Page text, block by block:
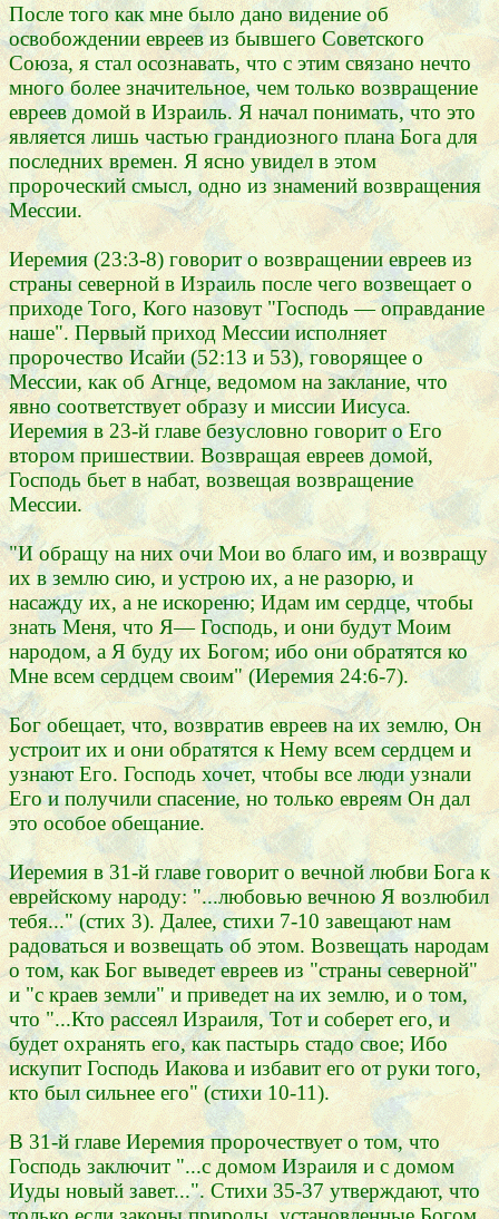
После того как мне было дано видение об
освобождении евреев из бывшего Советского
Союза, я стал осознавать, что с этим связано нечто
много более значительное, чем только возвращение
евреев домой в Израиль. Я начал понимать, что это
является лишь частью грандиозного плана Бога для
последних времен. Я ясно увидел в этом
пророческий смысл, одно из знамений возвращения
Мессии.
Иеремия (23:3-8) говорит о возвращении евреев из
страны северной в Израиль после чего возвещает о
приходе Того, Кого назовут "Господь — оправдание
наше". Первый приход Мессии исполняет
пророчество Исайи (52:13 и 53), говорящее о
Мессии, как об Агнце, ведомом на заклание, что
явно соответствует образу и миссии Иисуса.
Иеремия в 23-й главе безусловно говорит о Его
втором пришествии. Возвращая евреев домой,
Господь бьет в набат, возвещая возвращение
Мессии.
"И обращу на них очи Мои во благо им, и возвращу
их в землю сию, и устрою их, а не разорю, и
насажду их, а не искореню; Идам им сердце, чтобы
знать Меня, что Я— Господь, и они будут Моим
народом, а Я буду их Богом; ибо они обратятся ко
Мне всем сердцем своим" (Иеремия 24:6-7).
Бог обещает, что, возвратив евреев на их землю, Он
устроит их и они обратятся к Нему всем сердцем и
узнают Его. Господь хочет, чтобы все люди узнали
Его и получили спасение, но только евреям Он дал
это особое обещание.
Иеремия в 31-й главе говорит о вечной любви Бога к
еврейскому народу: "...любовью вечною Я возлюбил
тебя..." (стих 3). Далее, стихи 7-10 завещают нам
радоваться и возвещать об этом. Возвещать народам
о том, как Бог выведет евреев из "страны северной"
и "с краев земли" и приведет на их землю, и о том,
что "...Кто рассеял Израиля, Тот и соберет его, и
будет охранять его, как пастырь стадо свое; Ибо
искупит Господь Иакова и избавит его от руки того,
кто был сильнее его" (стихи 10-11).
В 31-й главе Иеремия пророчествует о том, что
Господь заключит "...с домом Израиля и с домом
Иуды новый завет...". Стихи 35-37 утверждают, что